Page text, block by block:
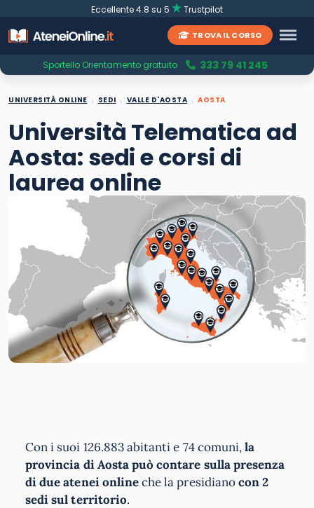
Eccellente 4.8 su 5 Trustpilot
TROVA IL CORSO
Sportello Orientamento gratuito 333 79 41 245
UNIVERSITÀ ONLINE SEDI VALLE D'AOSTA AOSTA
Università Telematica ad
Aosta: sedi e corsi di
laurea online
Con i suoi 126.883 abitanti e 74 comuni,la
provincia di Aosta può contare sulla presenza
di due atenei onlineche la presidianocon 2
sedi sul territorio.